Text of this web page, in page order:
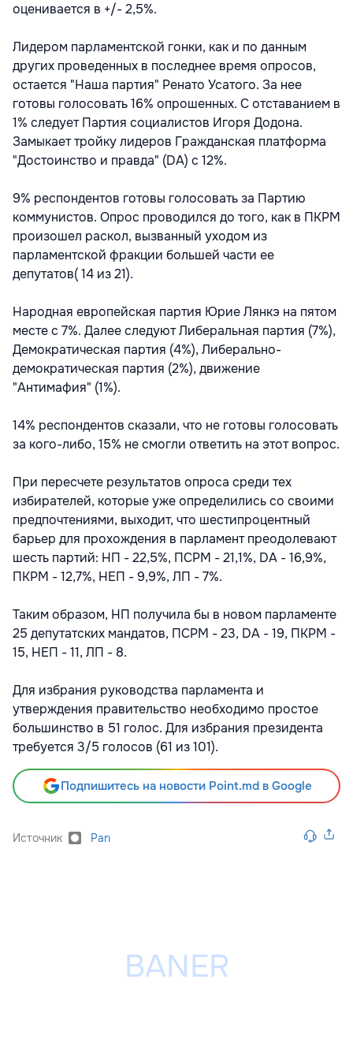
оценивается в +/- 2,5%.
Лидером парламентской гонки, как и по данным
других проведенных в последнее время опросов,
остается "Наша партия" Ренато Усатого. За нее
готовы голосовать 16% опрошенных. С отставанием в
1% следует Партия социалистов Игоря Додона.
Замыкает тройку лидеров Гражданская платформа
"Достоинство и правда" (DA) с 12%.
9% респондентов готовы голосовать за Партию
коммунистов. Опрос проводился до того, как в ПКРМ
произошел раскол, вызванный уходом из
парламентской фракции большей части ее
депутатов( 14 из 21).
Народная европейская партия Юрие Лянкэ на пятом
месте с 7%. Далее следуют Либеральная партия (7%),
Демократическая партия (4%), Либерально-
демократическая партия (2%), движение
"Антимафия" (1%).
14% респондентов сказали, что не готовы голосовать
за кого-либо, 15% не смогли ответить на этот вопрос.
При пересчете результатов опроса среди тех
избирателей, которые уже определились со своими
предпочтениями, выходит, что шестипроцентный
барьер для прохождения в парламент преодолевают
шесть партий: НП - 22,5%, ПСРМ - 21,1%, DA - 16,9%,
ПКРМ - 12,7%, НЕП - 9,9%, ЛП - 7%.
Таким образом, НП получила бы в новом парламенте
25 депутатских мандатов, ПСРМ - 23, DA - 19, ПКРМ -
15, НЕП - 11, ЛП - 8.
Для избрания руководства парламента и
утверждения правительство необходимо простое
большинство в 51 голос. Для избрания президента
требуется 3/5 голосов (61 из 101).
Подпишитесь на новости Point.md в Google
Источник Pan